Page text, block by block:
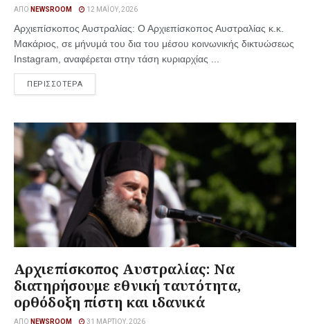
ΑΠΌ NEWSROOM 12 ΜΑΪ́ΟΥ, 2026
Αρχιεπίσκοπος Αυστραλίας: Ο Αρχιεπίσκοπος Αυστραλίας κ.κ.
Μακάριος, σε μήνυμά του δια του μέσου κοινωνικής δικτυώσεως
Instagram, αναφέρεται στην τάση κυριαρχίας ...
ΠΕΡΙΣΣΟΤΕΡΑ
Αρχιεπίσκοπος Αυστραλίας: Να
διατηρήσουμε εθνική ταυτότητα,
ορθόδοξη πίστη και ιδανικά
ΑΠΌ NEWSROOM 31 ΜΑΡΤΊΟΥ, 2026